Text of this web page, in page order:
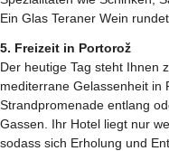
Ein Glas Teraner Wein
5. Freizeit in Portorož
Der heutige Tag steht Ihnen
mediterrane Gelassenheit in
Strandpromenade entlang
Gassen. Ihr Hotel liegt nur
sodass sich Erholung und